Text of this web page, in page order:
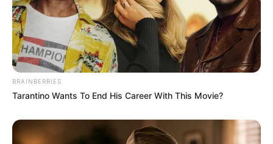
BRAINBERRIES
Tarantino Wants To End His Career With This Movie?